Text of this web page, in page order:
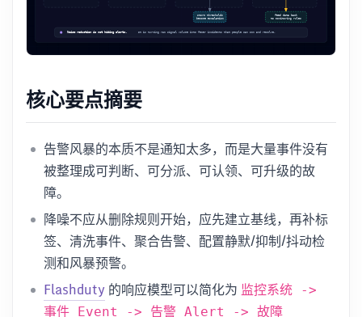
核心要点摘要
告警风暴的本质不是通知太多，而是大量事件没有
被整理成可判断、可分派、可认领、可升级的故
障。
降噪不应从删除规则开始，应先建立基线，再补标
签、清洗事件、聚合告警、配置静默/抑制/抖动检
测和风暴预警。
Flashduty 的响应模型可以简化为 监控系统 ->
事件 Event -> 告警 Alert -> 故障